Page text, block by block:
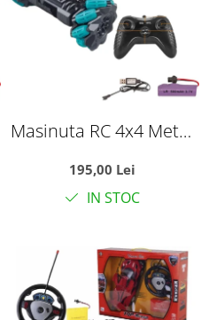
Masinuta RC 4x4 Metal
telecomanda 2.4GHz,
suspensii, roti crawler,
195,00 Lei
IN STOC